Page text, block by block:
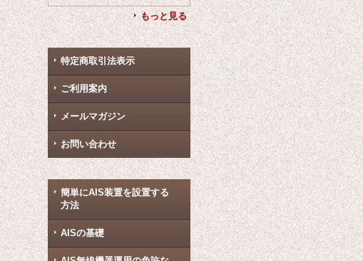
もっと見る
特定商取引法表示
ご利用案内
メールマガジン
お問い合わせ
簡単にAIS装置を設置する
方法
AISの基礎